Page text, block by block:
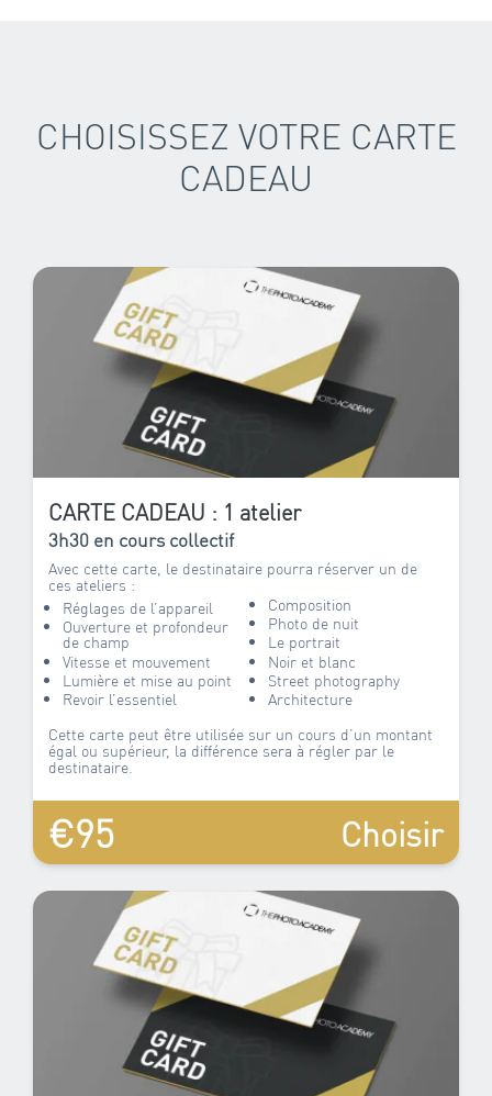
CHOISISSEZ VOTRE CARTE
CADEAU
CARTE CADEAU : 1 atelier
3h30 en cours collectif
Avec cette carte, le destinataire pourra réserver un de
ces ateliers :
Réglages de l’appareil
Ouverture et profondeur
de champ
Vitesse et mouvement
Lumière et mise au point
Revoir l’essentiel
Composition
Photo de nuit
Le portrait
Noir et blanc
Street photography
Architecture
Cette carte peut être utilisée sur un cours d’un montant
égal ou supérieur, la différence sera à régler par le
destinataire.
€95 Choisir